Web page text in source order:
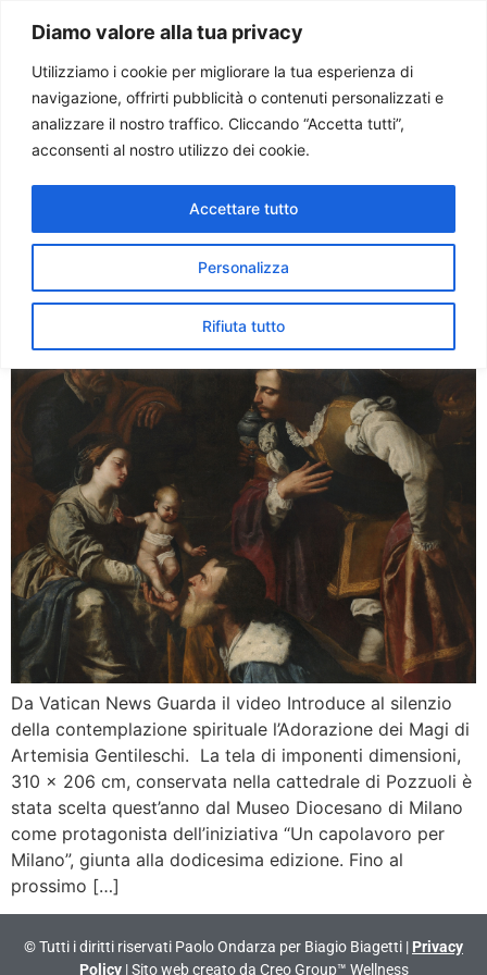
Diamo valore alla tua privacy
Utilizziamo i cookie per migliorare la tua esperienza di
navigazione, offrirti pubblicità o contenuti personalizzati e
analizzare il nostro traffico. Cliccando “Accetta tutti”,
acconsenti al nostro utilizzo dei cookie.
Personalizza
Rifiuta tutto
Accettare tutto
Paolo Ondarza
Tag:artemisia
gentileschi
Artemisia e la Bellezza
salvifica dell’Adorazione dei
Magi
Da Vatican News Guarda il video Introduce al silenzio
della contemplazione spirituale l’Adorazione dei Magi di
Artemisia Gentileschi. La tela di imponenti dimensioni,
310 x 206 cm, conservata nella cattedrale di Pozzuoli è
stata scelta quest’anno dal Museo Diocesano di Milano
come protagonista dell’iniziativa “Un capolavoro per
Milano”, giunta alla dodicesima edizione. Fino al
prossimo […]
© Tutti i diritti riservati Paolo Ondarza per Biagio Biagetti | Privacy
Policy| Sito web creato da Creo Group™ Wellness